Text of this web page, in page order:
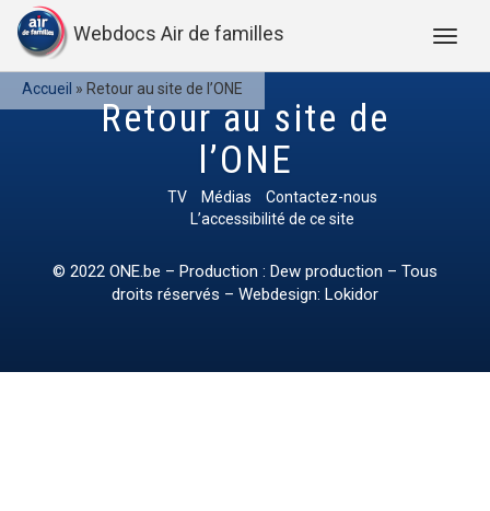
Webdocs Air de familles
Accueil » Retour au site de l’ONE
Retour au site de
l’ONE
TV Médias
Contactez-nous
L’accessibilité de ce site
© 2022 ONE.be – Production : Dew production – Tous
droits réservés – Webdesign: Lokidor